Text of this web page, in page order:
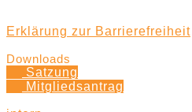
Erklärung zur Barrierefreiheit
Downloads
Satzung
Mitgliedsantrag